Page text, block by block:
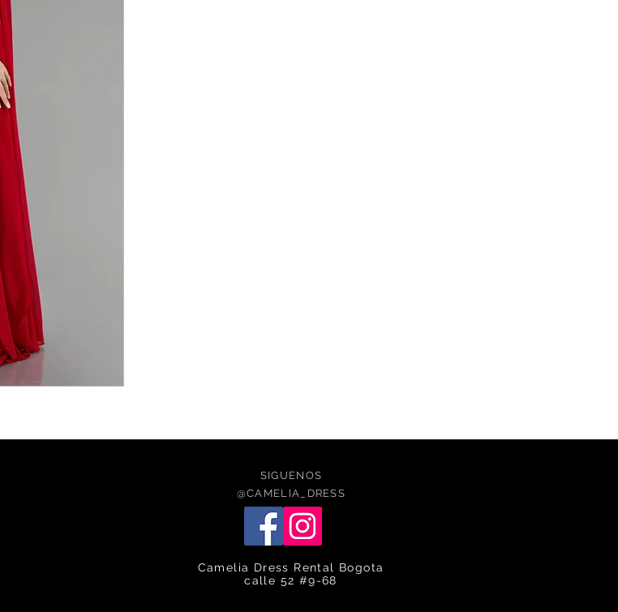
SIGUENOS
@CAMELIA_DRESS
Camelia Dress Rental Bogota
calle 52 #9-68